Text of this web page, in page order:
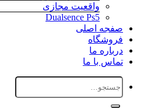
واقعیت مجازی
Dualsence Ps5
صفجه اصلی
فروشگاه
درباره ما
تماس با ما
جستجو
برای: